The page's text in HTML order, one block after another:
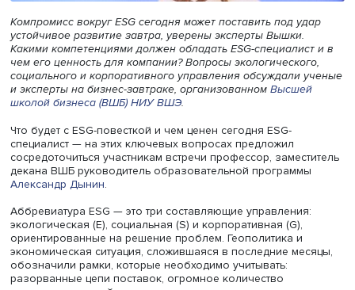
Компромисс вокруг ESG сегодня может поставить под
устойчивое развитие завтра, уверены эксперты Вышки.
Какими компетенциями должен обладать ESG-
чем его ценность для компании? Вопросы
социального и корпоративного управления обсуждали
и эксперты на бизнес-завтраке, организованном
школой бизнеса (ВШБ) НИУ ВШЭ
Что будет с ESG-повесткой и чем ценен сегодня ESG-
специалист — на этих ключевых вопросах предложил
сосредоточиться участникам встречи профессор,
декана ВШБ руководитель образовательной
Александр Дынин.